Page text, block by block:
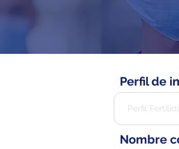
Perfil de
Nombre